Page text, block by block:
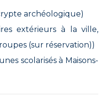
archéologique)
extérieurs à la ville,
(sur réservation))
scolarisés à Maisons-